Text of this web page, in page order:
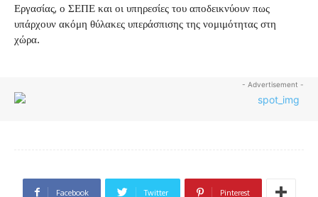
Εργασίας, ο ΣΕΠΕ και οι υπηρεσίες του αποδεικνύουν πως
υπάρχουν ακόμη θύλακες υπεράσπισης της νομιμότητας στη
χώρα.
- Advertisement -
Facebook Twitter Pinterest